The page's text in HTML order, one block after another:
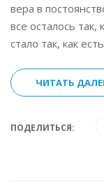
вера в
все осталось
стало так, как
ЧИТАТЬ
ПОДЕЛИТЬСЯ: